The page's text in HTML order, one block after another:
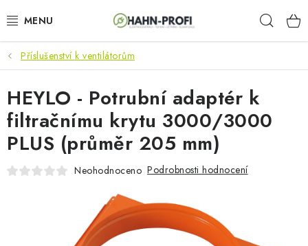
na
KLIMATIZACE
ELEKTROCENTRÁLY
ZAHRADNÍ TECHNIKA
STAVEBNÍ TECHNIKA
ODVLHČOVAČE
Příslušenství k ventilátorům
HEYLO - Potrubní adaptér k
filtračnímu krytu 3000/3000
PLUS (průměr 205 mm)
Neohodnoceno Podrobnosti hodnocení